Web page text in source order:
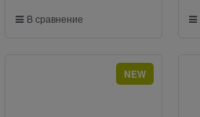
В сравнение
NEW